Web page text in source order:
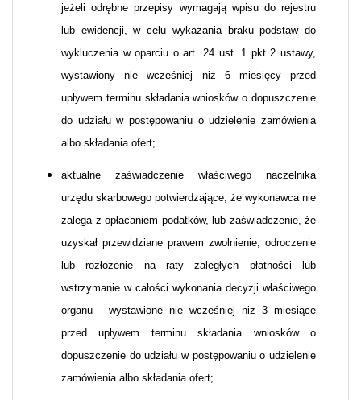
jeżeli odrębne przepisy wymagają wpisu do rejestru
lub ewidencji, w celu wykazania braku podstaw do
wykluczenia w oparciu o art. 24 ust. 1 pkt 2 ustawy,
wystawiony nie wcześniej niż 6 miesięcy przed
upływem terminu składania wniosków o dopuszczenie
do udziału w postępowaniu o udzielenie zamówienia
albo składania ofert;
aktualne zaświadczenie właściwego naczelnika
urzędu skarbowego potwierdzające, że wykonawca nie
zalega z opłacaniem podatków, lub zaświadczenie, że
uzyskał przewidziane prawem zwolnienie, odroczenie
lub rozłożenie na raty zaległych płatności lub
wstrzymanie w całości wykonania decyzji właściwego
organu - wystawione nie wcześniej niż 3 miesiące
przed upływem terminu składania wniosków o
dopuszczenie do udziału w postępowaniu o udzielenie
zamówienia albo składania ofert;